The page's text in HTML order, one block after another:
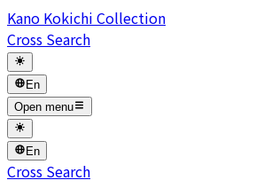
Kano Kokichi Collection
Cross Search
En
Open menu
En
Cross Search